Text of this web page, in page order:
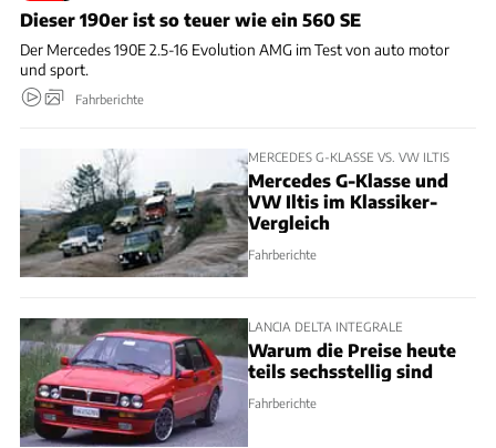
Dieser 190er ist so teuer wie ein 560 SE
Der Mercedes 190E 2.5-16 Evolution AMG im Test von auto motor
und sport.
Fahrberichte
MERCEDES G-KLASSE VS. VW ILTIS
Mercedes G-Klasse und
VW Iltis im Klassiker-
Vergleich
Fahrberichte
LANCIA DELTA INTEGRALE
Warum die Preise heute
teils sechsstellig sind
Fahrberichte